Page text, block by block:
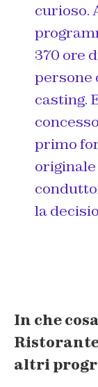
curioso.
370 ore
persone
casting.
primo
originale
la
In che
altri